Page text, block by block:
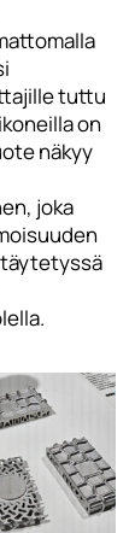
tuttu
on
näkyy
joka
täytetyssä